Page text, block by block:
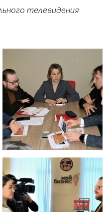
телевидения